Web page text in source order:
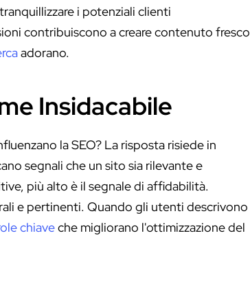
i potenziali clienti
contribuiscono a creare contenuto fresco
adorano.
Insidacabile
la SEO? La risposta risiede in
segnali che un sito sia rilevante e
più alto è il segnale di affidabilità.
e pertinenti. Quando gli utenti descrivono
chiaveche migliorano l'ottimizzazione del